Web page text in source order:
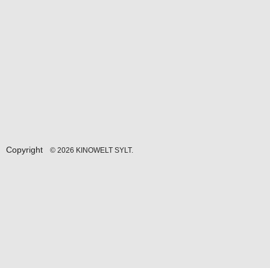
Copyright © 2026 KINOWELT SYLT.